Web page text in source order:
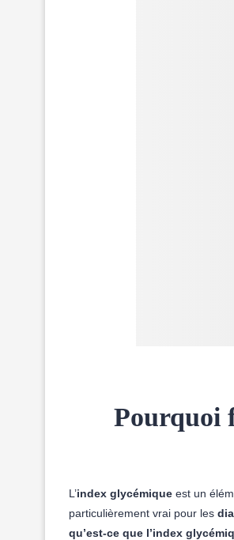
Pourquoi
L’index glycémique est un
particulièrement vrai pour les
qu’est-ce que l’index